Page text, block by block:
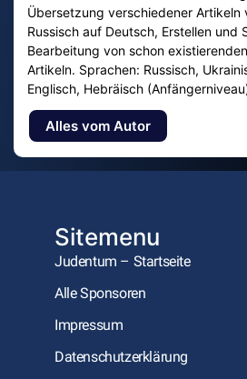
Übersetzung verschiedener Artikeln
Russisch auf Deutsch, Erstellen und
Bearbeitung von schon
Artikeln. Sprachen: Russisch,
Englisch, Hebräisch
Alles vom Autor
Sitemenu
Judentum – Startseite
Alle Sponsoren
Impressum
Datenschutzerklärung